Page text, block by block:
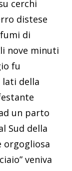
cerchi
distese
di
nove minuti
fu
lati della
un parto
Sud della
orgogliosa
veniva